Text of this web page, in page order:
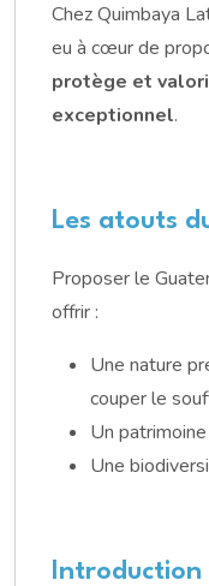
Chez Quimbaya
eu à cœur de
protège et
exceptionnel.
Les atouts
Proposer le
offrir :
Une nature
couper le
Un
Une
Introduction